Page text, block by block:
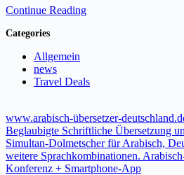
Continue Reading
Categories
Allgemein
news
Travel Deals
www.arabisch-übersetzer-
Beglaubigte Schriftliche Übersetzung
Simultan-Dolmetscher für Arabisch,
weitere Sprachkombinationen.
Konferenz + Smartphone-App